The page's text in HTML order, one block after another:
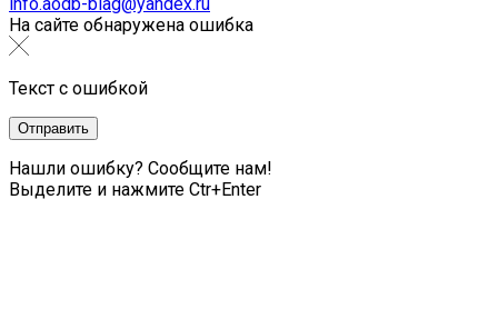
На сайте обнаружена ошибка
Текст с ошибкой
Нашли ошибку? Сообщите нам!
Выделите и нажмите Ctr+Enter